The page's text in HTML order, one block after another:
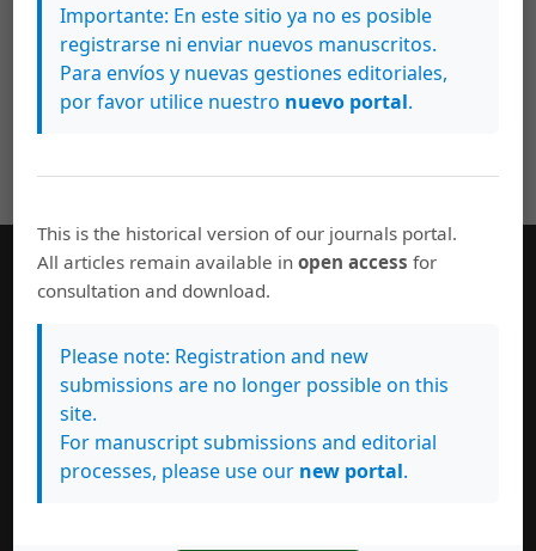
abierto resulta adecuado para las bibliotecas como
alojamiento para las revistas que el personal docente
edita (véase
Open Journal Systems
Información
Para autores/as
Para bibliotecarios/as
Enviar un artículo
Importante: En este sitio ya no es posible
registrarse ni enviar nuevos manuscritos.
Para envíos y nuevas gestiones editoriales,
por favor utilice nuestro nuevo portal.
This is the historical version of our journals portal.
All articles remain available inopen access for
consultation and download.
Please note: Registration and new
submissions are no longer possible on this
site.
For manuscript submissions and editorial
processes, please use our new portal.